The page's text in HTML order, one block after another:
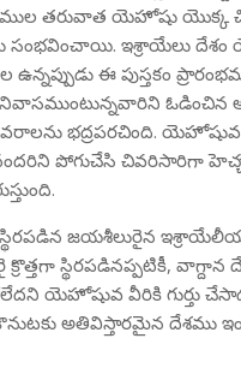
తరువాత యెహోషు యొక్క
ఇశ్రాయేలు దేశం
ఈ పుస్తకం
ఓడించిన
భద్రపరచింది.
పోగుచేసి చివరిసారిగా
జయశీలురైన
స్థిరపడినప్పటికీ, వాగ్దాన
యెహోషువ వీరికి గుర్తు
అతివిస్తారమైన దేశము